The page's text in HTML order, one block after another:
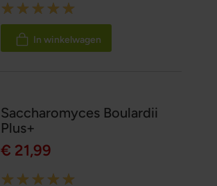
Rating:
100%
In winkelwagen
Saccharomyces Boulardii
Plus+
€ 21,99
Rating: